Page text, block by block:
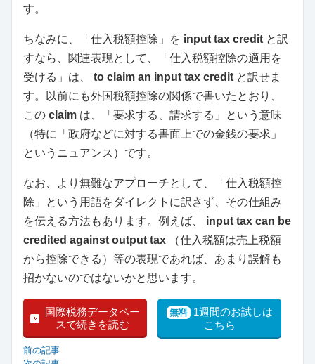
す。
ちなみに、「仕入税額控除」を input tax credit と訳
すなら、関連表現として、「仕入税額控除の適用を
受ける」は、 to claim an input tax credit と訳せま
す。以前にも外国税額控除の関係で書いたとおり、
この claim は、「要求する、請求する」という意味
（特に「政府などに対する書面上での金銭の要求」
というニュアンス）です。
なお、より無難なアプローチとして、「仕入税額控
除」という用語をダイレクトに訳さず、その仕組み
を伝える方法もあります。例えば、 input tax can be
credited against output tax （仕入税額は売上税額
から控除できる）等の表現であれば、あまり誤解も
招かないのではないかと思います。
国際税務データベー
スで続きを読む
無料 1週間のお試しは
こちら
前の記事